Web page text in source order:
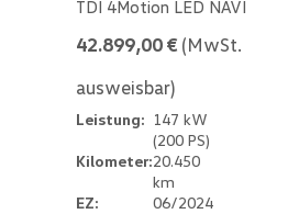
TDI 4Motion LED NAVI
42.899,00 € (MwSt.
ausweisbar)
Leistung: 147 kW
(200 PS)
Kilometer:20.450
km
EZ:
06/2024